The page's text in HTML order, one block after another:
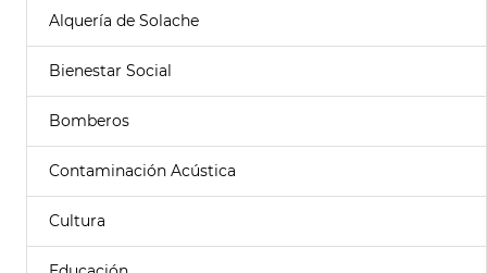
Alquería de Solache
Bienestar Social
Bomberos
Contaminación Acústica
Cultura